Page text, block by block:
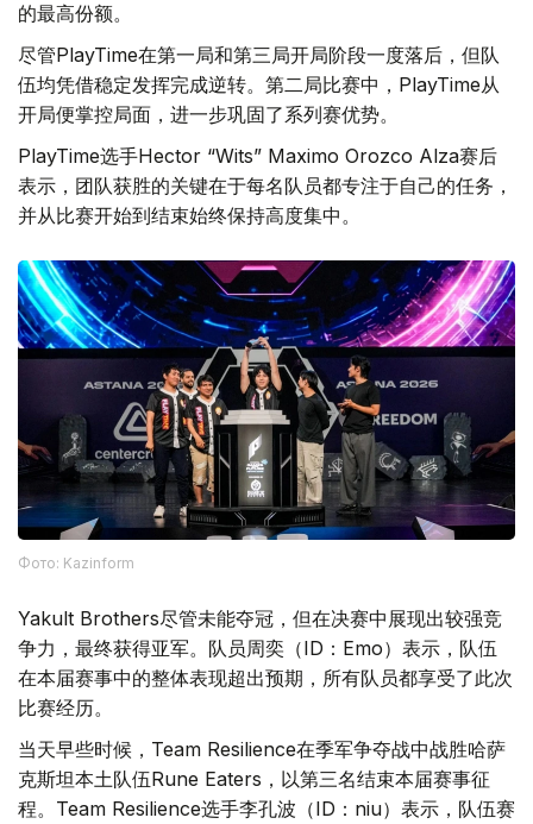
的最高份额。
尽管PlayTime在第一局和第三局开局阶段一度落后，但队
伍均凭借稳定发挥完成逆转。第二局比赛中，PlayTime从
开局便掌控局面，进一步巩固了系列赛优势。
PlayTime选手Hector “Wits” Maximo Orozco Alza赛后
表示，团队获胜的关键在于每名队员都专注于自己的任务，
并从比赛开始到结束始终保持高度集中。
Фото: Kazinform
Yakult Brothers尽管未能夺冠，但在决赛中展现出较强竞
争力，最终获得亚军。队员周奕（ID：Emo）表示，队伍
在本届赛事中的整体表现超出预期，所有队员都享受了此次
比赛经历。
当天早些时候，Team Resilience在季军争夺战中战胜哈萨
克斯坦本土队伍Rune Eaters，以第三名结束本届赛事征
程。Team Resilience选手李孔波（ID：niu）表示，队伍赛